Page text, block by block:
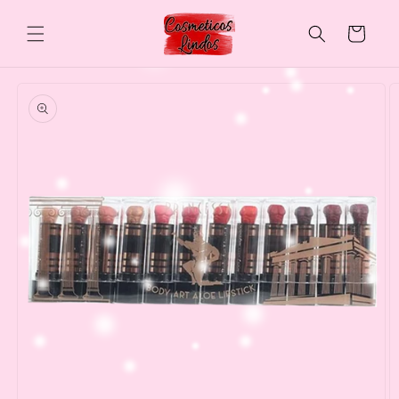
content
Cart
product
information